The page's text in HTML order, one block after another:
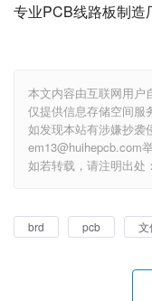
专业PCB线路板制造
本文内容由互联网用户
仅提供信息存储空间服
如发现本站有涉嫌抄袭
em13@huihepcb.com
如若转载，请注明出处
brd pcb 文